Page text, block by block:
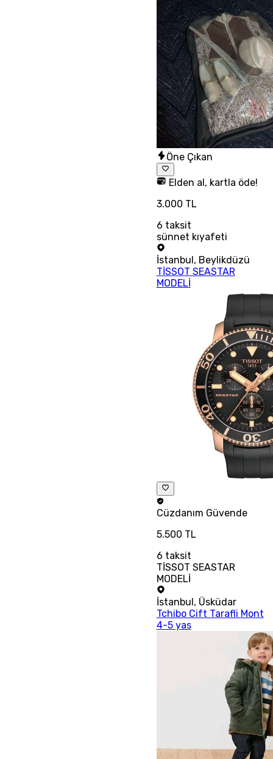
Öne Çıkan
Elden al, kartla öde!
3.000 TL
6 taksit
sünnet kıyafeti
İstanbul , Beylikdüzü
TİSSOT SEASTAR
MODELİ
Cüzdanım Güvende
5.500 TL
6 taksit
TİSSOT SEASTAR
MODELİ
İstanbul, Üsküdar
Tchibo Cift Tarafli Mont
4-5 yas